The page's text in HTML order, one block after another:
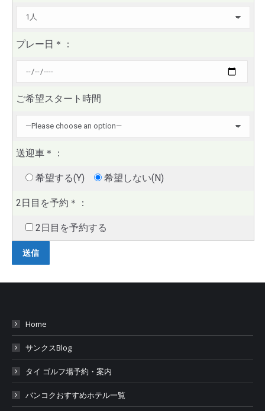
プレー日 ＊ ：
ご希望スタート時間
送迎車 ＊ ：
希望する(Y) 希望しない(N)
2日目を予約 ＊ ：
2日目を予約する
Home
サンクスBlog
タイ ゴルフ場予約・案内
バンコクおすすめホテル一覧